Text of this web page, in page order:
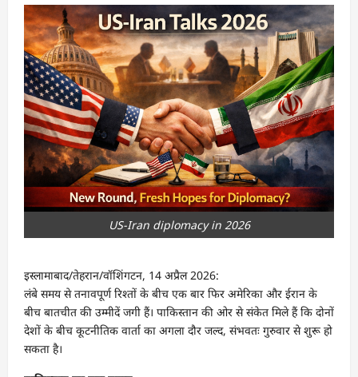
US-Iran diplomacy in 2026
इस्लामाबाद/तेहरान/वॉशिंगटन, 14 अप्रैल 2026:
लंबे समय से तनावपूर्ण रिश्तों के बीच एक बार फिर अमेरिका और ईरान के
बीच बातचीत की उम्मीदें जगी हैं। पाकिस्तान की ओर से संकेत मिले हैं कि दोनों
देशों के बीच कूटनीतिक वार्ता का अगला दौर जल्द, संभवतः गुरुवार से शुरू हो
सकता है।